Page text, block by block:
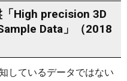
High precision 3D
Data」（2018
しているデータではない